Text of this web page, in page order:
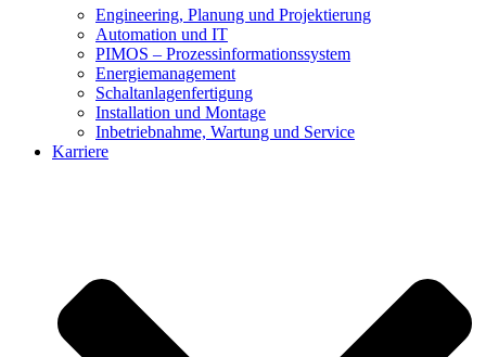
Engineering, Planung und Projektierung
Automation und IT
PIMOS – Prozessinformationssystem
Energiemanagement
Schaltanlagenfertigung
Installation und Montage
Inbetriebnahme, Wartung und Service
Karriere